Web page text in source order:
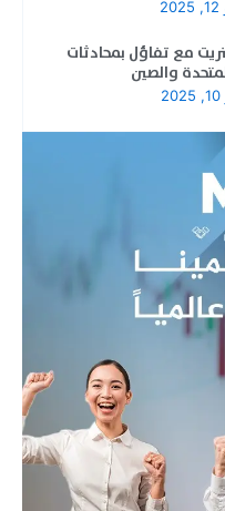
مع تفاؤل بمحادثات
والصين